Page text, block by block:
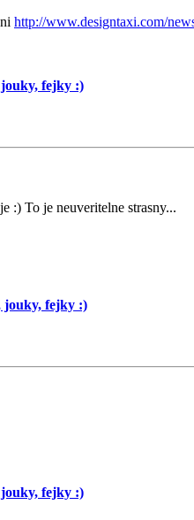
http://www.designtaxi.com/
fejky :)
:) To je neuveritelne strasny...
jouky, fejky :)
fejky :)